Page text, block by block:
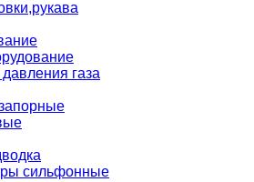
газа
сильфонные